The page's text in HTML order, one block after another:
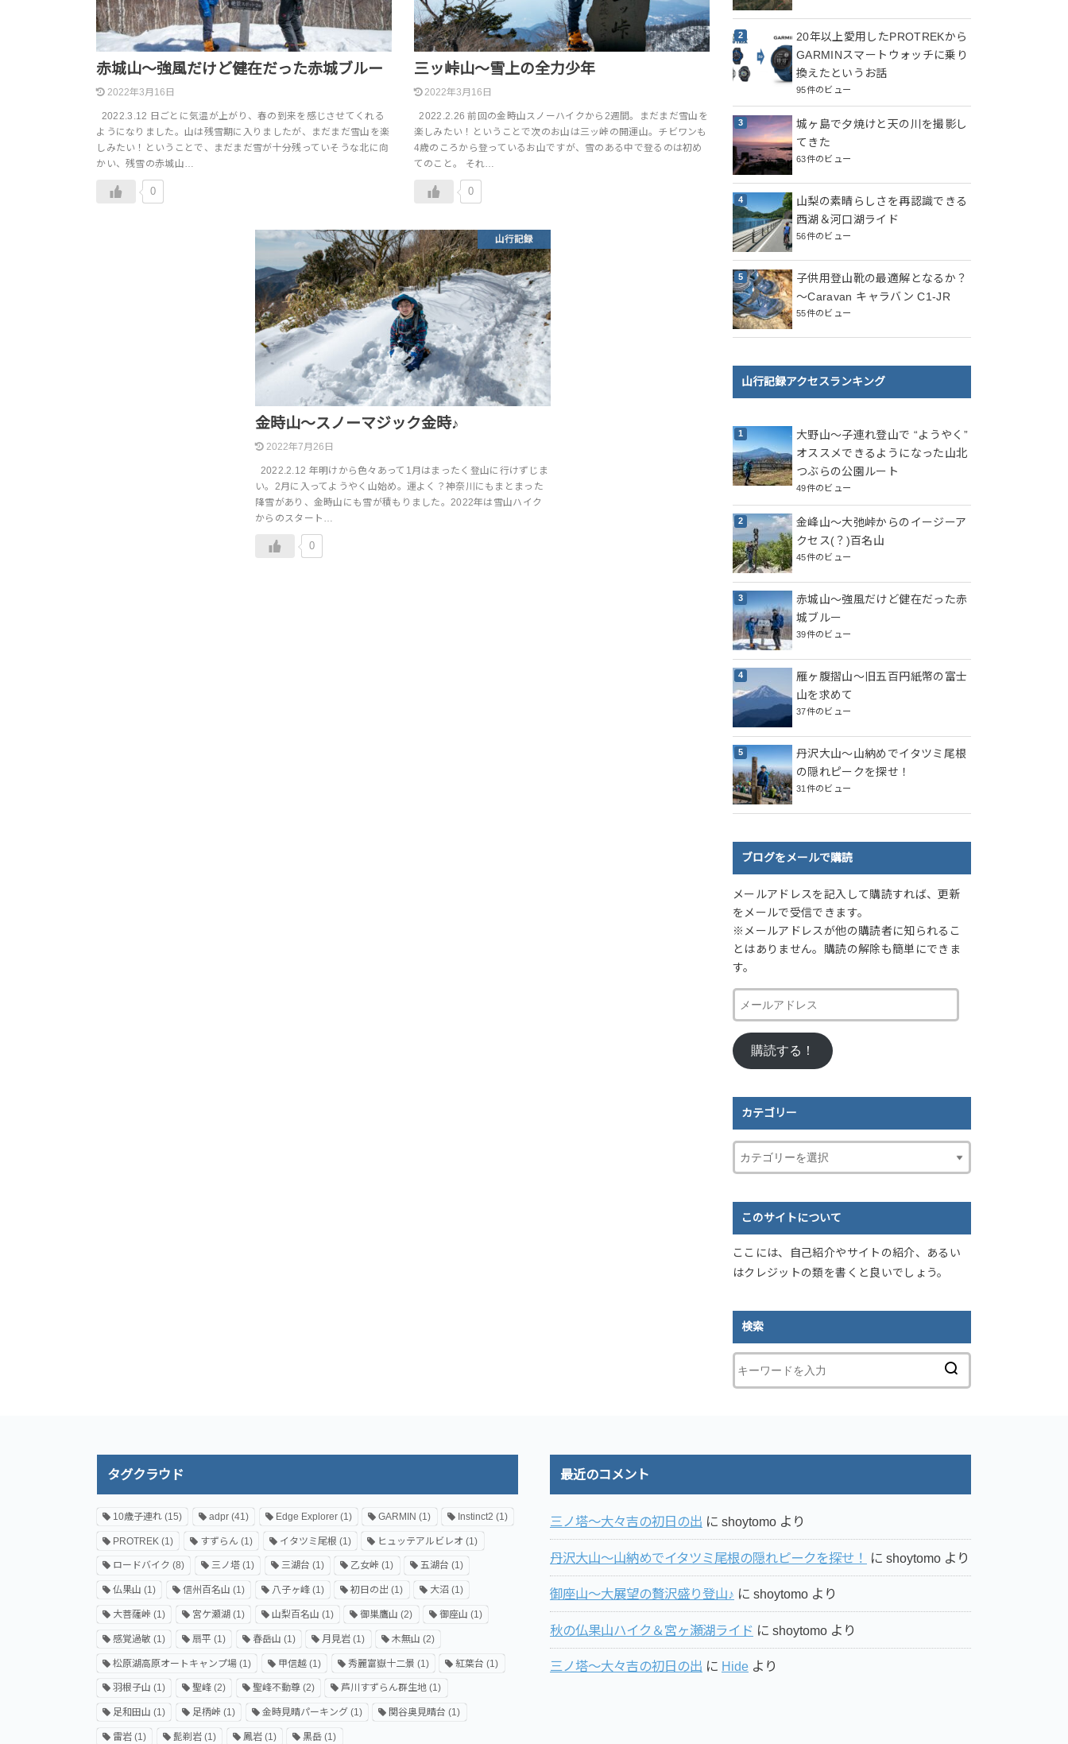
赤城山～強風だけど健在だった赤城ブルー
2022年3月16日
2022.3.12 日ごとに気温が上がり、春の到来を感じさせてくれる
ようになりました。山は残雪期に入りましたが、まだまだ雪山を楽
しみたい！ということで、まだまだ雪が十分残っていそうな北に向
かい、残雪の赤城山…
0
三ッ峠山～雪上の全力少年
2022年3月16日
2022.2.26 前回の金時山スノーハイクから2週間。まだまだ雪山を
楽しみたい！ということで次のお山は三ッ峠の開運山。チビワンも
4歳のころから登っているお山ですが、雪のある中で登るのは初め
てのこと。 それ…
0
山行記録
金時山～スノーマジック金時♪
2022年7月26日
2022.2.12 年明けから色々あって1月はまったく登山に行けずじま
い。2月に入ってようやく山始め。運よく？神奈川にもまとまった
降雪があり、金時山にも雪が積もりました。2022年は雪山ハイク
からのスタート…
0
20年以上愛用したPROTREKから
GARMINスマートウォッチに乗り
換えたというお話
95件のビュー
城ヶ島で夕焼けと天の川を撮影し
てきた
63件のビュー
山梨の素晴らしさを再認識できる
西湖＆河口湖ライド
56件のビュー
子供用登山靴の最適解となるか？
～Caravan キャラバン C1-JR
55件のビュー
山行記録アクセスランキング
大野山～子連れ登山で “ようやく”
オススメできるようになった山北
つぶらの公園ルート
49件のビュー
金峰山～大弛峠からのイージーア
クセス(？)百名山
45件のビュー
赤城山～強風だけど健在だった赤
城ブルー
39件のビュー
雁ヶ腹摺山～旧五百円紙幣の富士
山を求めて
37件のビュー
丹沢大山～山納めでイタツミ尾根
の隠れピークを探せ！
31件のビュー
ブログをメールで購読
メールアドレスを記入して購読すれば、更新
をメールで受信できます。
※メールアドレスが他の購読者に知られるこ
とはありません。購読の解除も簡単にできま
す。
ル
ア
ド
購読する！
カテゴリー
このサイトについて
ここには、自己紹介やサイトの紹介、あるい
はクレジットの類を書くと良いでしょう。
検索
タグクラウド
10歳子連れ (15) adpr(41) Edge Explorer(1) GARMIN (1) Instinct2 (1)
PROTREK (1) すずらん (1) イタツミ尾根 (1) ヒュッテアルビレオ (1)
ロードバイク (8) 三ノ塔(1) 三湖台 (1) 乙女峠 (1) 五湖台 (1)
仏果山 (1) 信州百名山 (1) 八子ヶ峰(1) 初日の出 (1) 大沼 (1)
大菩薩峠 (1) 宮ケ瀬湖 (1) 山梨百名山 (1) 御巣鷹山 (2) 御座山 (1)
感覚過敏 (1) 扇平 (1) 春岳山 (1) 月見岩 (1) 木無山 (2)
松原湖高原オートキャンプ場 (1) 甲信越(1) 秀麗富嶽十二景 (1) 紅葉台 (1)
羽根子山 (1) 聖峰(2) 聖峰不動尊(2) 芦川すずらん群生地 (1)
足和田山 (1) 足柄峠(1) 金時見晴パーキング(1) 関谷奥見晴台 (1)
雷岩 (1) 髭剃岩(1) 鳳岩(1) 黒岳 (1)
最近のコメント
三ノ塔～大々吉の初日の出 に shoytomo より
丹沢大山～山納めでイタツミ尾根の隠れピークを探せ！ に shoytomo より
御座山～大展望の贅沢盛り登山♪ に shoytomo より
秋の仏果山ハイク＆宮ヶ瀬湖ライド に shoytomo より
三ノ塔～大々吉の初日の出 に Hide より